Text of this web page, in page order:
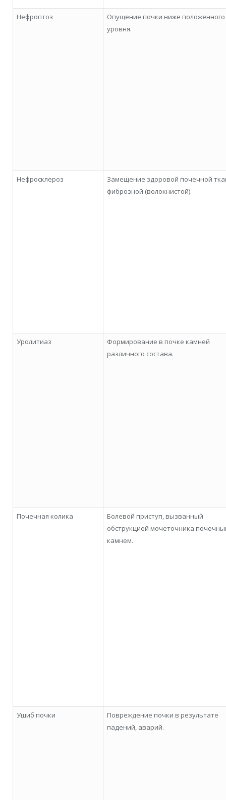
Нефроптоз
Опущение почки ниже положенного
уровня.
Нефросклероз
Замещение здоровой почечной
фиброзной (волокнистой).
Уролитиаз
Формирование в почке камней
различного состава.
Почечная колика
Болевой приступ, вызванный
обструкцией мочеточника
камнем.
Ушиб почки
Повреждение почки в результате
падений, аварий.